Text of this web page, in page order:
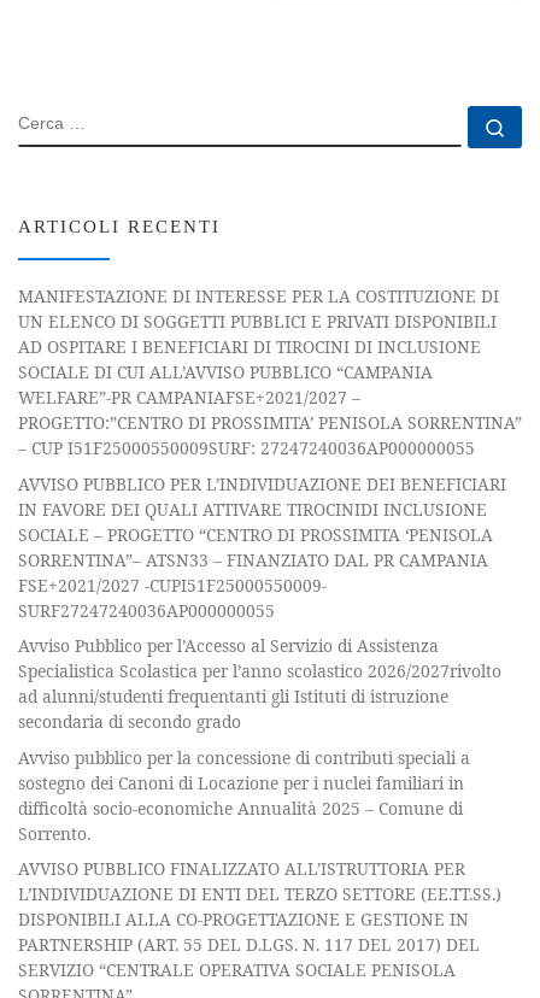
CERCA
ARTICOLI RECENTI
MANIFESTAZIONE DI INTERESSE PER LA COSTITUZIONE DI
UN ELENCO DI SOGGETTI PUBBLICI E PRIVATI DISPONIBILI
AD OSPITARE I BENEFICIARI DI TIROCINI DI INCLUSIONE
SOCIALE DI CUI ALL’AVVISO PUBBLICO “CAMPANIA
WELFARE”-PR CAMPANIAFSE+2021/2027 –
PROGETTO:”CENTRO DI PROSSIMITA’ PENISOLA SORRENTINA”
– CUP I51F25000550009SURF: 27247240036AP000000055
AVVISO PUBBLICO PER L’INDIVIDUAZIONE DEI BENEFICIARI
IN FAVORE DEI QUALI ATTIVARE TIROCINIDI INCLUSIONE
SOCIALE – PROGETTO “CENTRO DI PROSSIMITA ‘PENISOLA
SORRENTINA”– ATSN33 – FINANZIATO DAL PR CAMPANIA
FSE+2021/2027 -CUPI51F25000550009-
SURF27247240036AP000000055
Avviso Pubblico per l’Accesso al Servizio di Assistenza
Specialistica Scolastica per l’anno scolastico 2026/2027rivolto
ad alunni/studenti frequentanti gli Istituti di istruzione
secondaria di secondo grado
Avviso pubblico per la concessione di contributi speciali a
sostegno dei Canoni di Locazione per i nuclei familiari in
difficoltà socio-economiche Annualità 2025 – Comune di
Sorrento.
AVVISO PUBBLICO FINALIZZATO ALL’ISTRUTTORIA PER
L’INDIVIDUAZIONE DI ENTI DEL TERZO SETTORE (EE.TT.SS.)
DISPONIBILI ALLA CO-PROGETTAZIONE E GESTIONE IN
PARTNERSHIP (ART. 55 DEL D.LGS. N. 117 DEL 2017) DEL
SERVIZIO “CENTRALE OPERATIVA SOCIALE PENISOLA